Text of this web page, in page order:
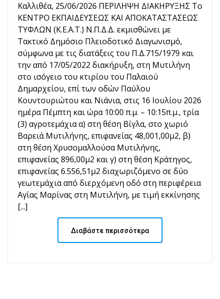
Καλλιθέα, 25/06/2026 ΠΕΡΙΛΗΨΗ ΔΙΑΚΗΡΥΞΗΣ Το
ΚΕΝΤΡΟ ΕΚΠΑΙΔΕΥΣΕΩΣ ΚΑΙ ΑΠΟΚΑΤΑΣΤΑΣΕΩΣ
ΤΥΦΛΩΝ (Κ.Ε.Α.Τ.) Ν.Π.Δ.Δ. εκμισθώνει με
Τακτικό Δημόσιο Πλειοδοτικό Διαγωνισμό,
σύμφωνα με τις διατάξεις του Π.Δ.715/1979 και
την από 17/05/2022 διακήρυξη, στη Μυτιλήνη
στο ισόγειο του κτιρίου του Παλαιού
Δημαρχείου, επί των οδών Παύλου
Κουντουριώτου και Νιάνια, στις 16 Ιουλίου 2026
ημέρα Πέμπτη και ώρα 10:00 π.μ. – 10:15π.μ., τρία
(3) αγροτεμάχια α) στη θέση Βίγλα, στο χωριό
Βαρειά Μυτιλήνης, επιφανείας 48,001,00μ2, β)
στη θέση Χρυσομαλλούσα Μυτιλήνης,
επιφανείας 896,00μ2 και γ) στη θέση Κράτηγος,
επιφανείας 6.556,51μ2 διαχωριζόμενο σε δύο
γεωτεμάχια από διερχόμενη οδό στη περιφέρεια
Αγίας Μαρίνας στη Μυτιλήνη, με τιμή εκκίνησης
[...]
Διαβάστε περισσότερα